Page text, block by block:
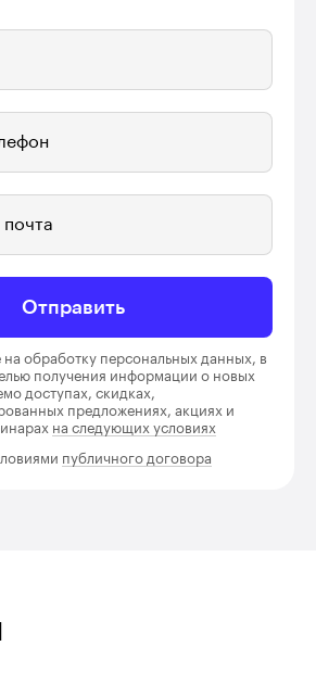
Отправить
на обработку персональных данных, в
получения информации о новых
доступах, скидках,
предложениях, акциях и
на следующих условиях
публичного договора